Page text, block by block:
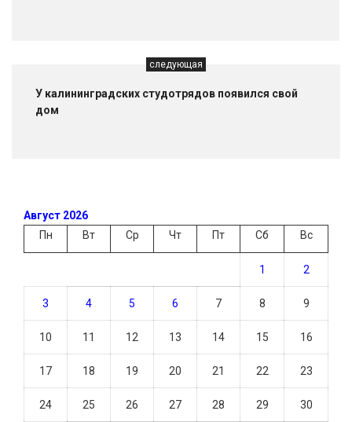
следующая
У калининградских студотрядов появился свой
дом
Август 2026
Пн
Вт Ср Чт Пт Сб Вс
1 2
3 4 5 6 7 8 9
10 11 12 13 14 15 16
17 18 19 20 21 22 23
24 25 26 27 28 29 30